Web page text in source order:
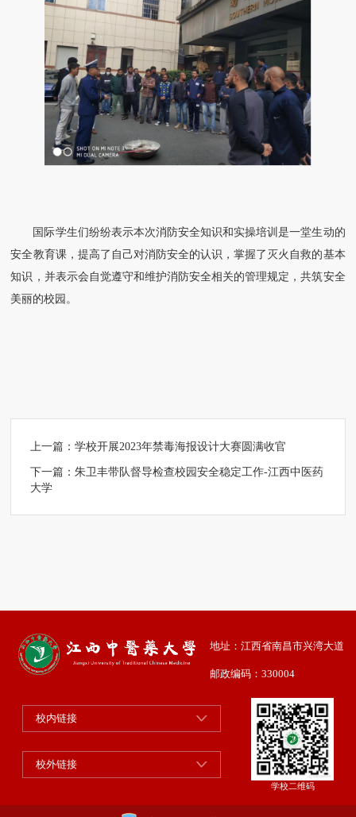
国际学生们纷纷表示本次消防安全知识和实操培训是一堂生动的
安全教育课，提高了自己对消防安全的认识，掌握了灭火自救的基本
知识，并表示会自觉遵守和维护消防安全相关的管理规定，共筑安全
美丽的校园。
上一篇：学校开展2023年禁毒海报设计大赛圆满收官
下一篇：朱卫丰带队督导检查校园安全稳定工作-江西中医药
大学
地址：江西省南昌市兴湾大道
邮政编码：330004
校内链接
校外链接
学校二维码